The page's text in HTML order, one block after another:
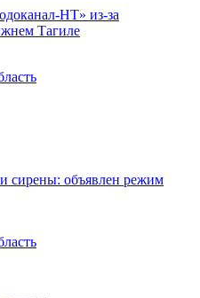
НТ» из-за
Тагиле
сирены: объявлен режим